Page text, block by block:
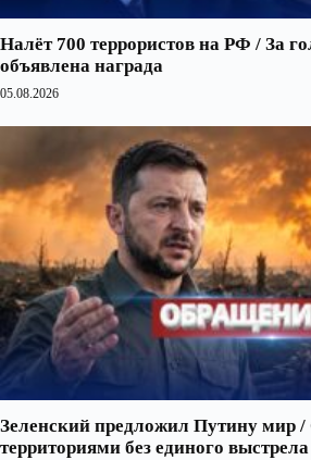
Налёт 700 террористов на РФ / За
объявлена награда
05.08.2026
Зеленский предложил Путину мир
территориями без единого выстрела